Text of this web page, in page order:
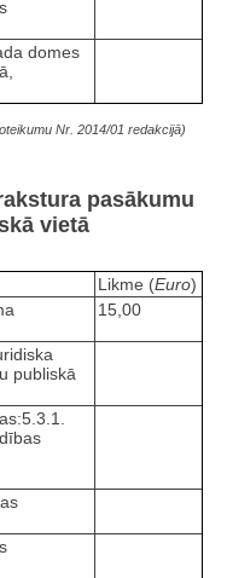
domes
Nr. 2014/01 redakcijā)
pasākumu
vietā
Likme (Euro)
15,00
publiskā